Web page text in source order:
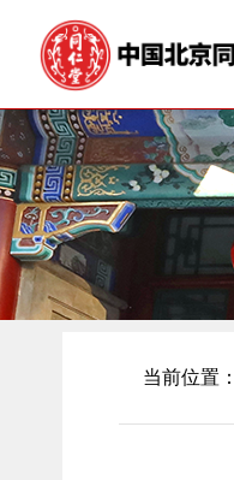
当前位置：